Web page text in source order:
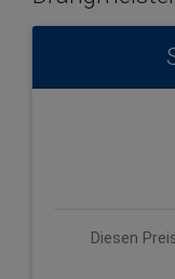
Diesen